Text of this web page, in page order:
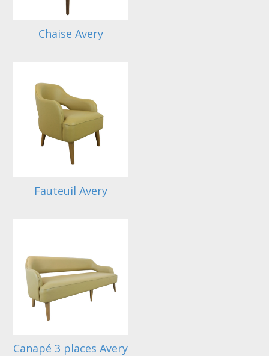
Chaise Avery
Fauteuil Avery
Canapé 3 places Avery